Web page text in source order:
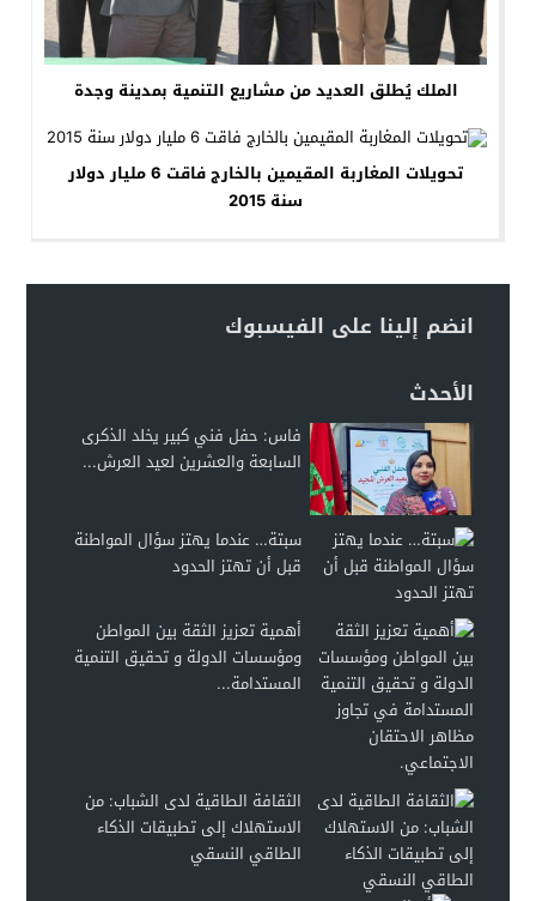
الملك يُطلق العديد من مشاريع التنمية بمدينة وجدة
تحويلات المغاربة المقيمين بالخارج فاقت 6 مليار دولار
سنة 2015
انضم إلينا على الفيسبوك
الأحدث
فاس: حفل فني كبير يخلد الذكرى
السابعة والعشرين لعيد العرش...
سبتة… عندما يهتز سؤال المواطنة
قبل أن تهتز الحدود
أهمية تعزيز الثقة بين المواطن
ومؤسسات الدولة و تحقيق التنمية
المستدامة...
الثقافة الطاقية لدى الشباب: من
الاستهلاك إلى تطبيقات الذكاء
الطاقي النسقي